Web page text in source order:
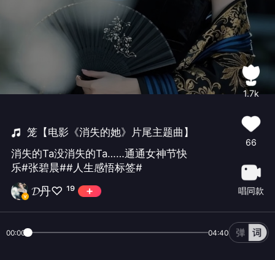
笼【电影《消失的她》片尾主题曲】
消失的Ta没消失的Ta……通通女神节快
乐#张碧晨##人生感悟标签#
𝓓丹♡ ¹⁹
1.7k
66
唱同款
00:00 04:40